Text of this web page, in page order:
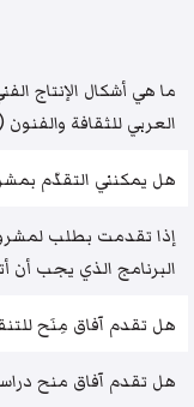
ما هي أشكال الإنتاج
العربي للثقافة
هل يمكنني التقدّم
إذا تقدمت بطلب
البرنامج الذي يجب أن
هل تقدم آفاق مِنَح
هل تقدم آفاق منح